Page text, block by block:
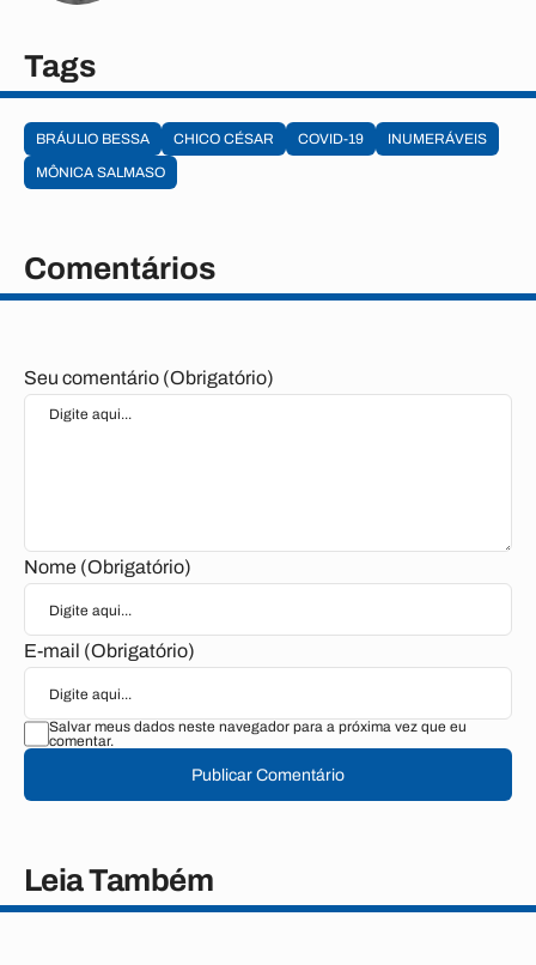
Tags
BRÁULIO BESSA CHICO CÉSAR COVID-19
INUMERÁVEIS
MÔNICA SALMASO
Comentários
Seu comentário (Obrigatório)
Nome (Obrigatório)
E-mail (Obrigatório)
Salvar meus dados neste navegador para a próxima vez que eu
comentar.
Publicar Comentário
Leia Também